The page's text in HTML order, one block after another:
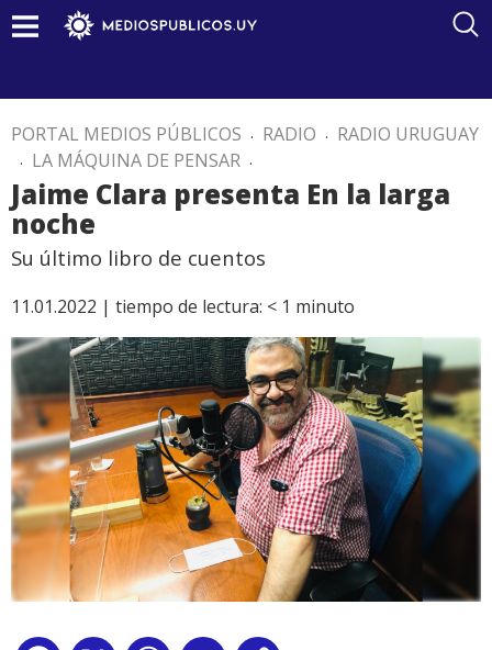
PORTAL MEDIOS PÚBLICOS . RADIO . RADIO URUGUAY
. LA MÁQUINA DE PENSAR .
Jaime Clara presenta En la larga
noche
Su último libro de cuentos
11.01.2022 | tiempo de lectura: < 1 minuto